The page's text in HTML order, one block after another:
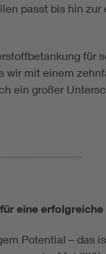
passt bis hin
für
wir mit einem
ein großer
eine
Potential – das